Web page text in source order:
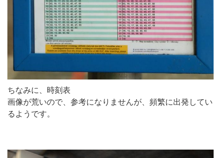
ちなみに、時刻表
画像が荒いので、参考になりませんが、頻繁に出発してい
るようです。